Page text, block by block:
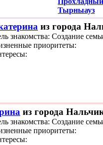
Тырныауз
из города
знакомства: Создание
приоритеты:
из города
знакомства: Создание
приоритеты: